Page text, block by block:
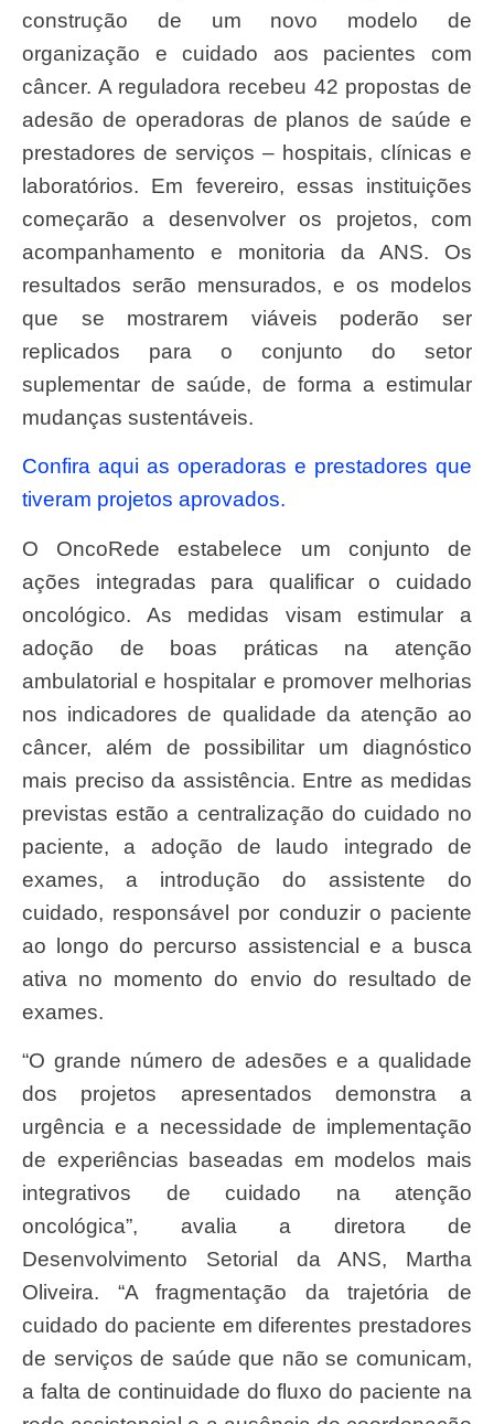
construção de um novo modelo de
organização e cuidado aos pacientes com
câncer. A reguladora recebeu 42 propostas de
adesão de operadoras de planos de saúde e
prestadores de serviços – hospitais, clínicas e
laboratórios. Em fevereiro, essas instituições
começarão a desenvolver os projetos, com
acompanhamento e monitoria da ANS. Os
resultados serão mensurados, e os modelos
que se mostrarem viáveis poderão ser
replicados para o conjunto do setor
suplementar de saúde, de forma a estimular
mudanças sustentáveis.
Confira aqui as operadoras e prestadores que
tiveram projetos aprovados.
O OncoRede estabelece um conjunto de
ações integradas para qualificar o cuidado
oncológico. As medidas visam estimular a
adoção de boas práticas na atenção
ambulatorial e hospitalar e promover melhorias
nos indicadores de qualidade da atenção ao
câncer, além de possibilitar um diagnóstico
mais preciso da assistência. Entre as medidas
previstas estão a centralização do cuidado no
paciente, a adoção de laudo integrado de
exames, a introdução do assistente do
cuidado, responsável por conduzir o paciente
ao longo do percurso assistencial e a busca
ativa no momento do envio do resultado de
exames.
“O grande número de adesões e a qualidade
dos projetos apresentados demonstra a
urgência e a necessidade de implementação
de experiências baseadas em modelos mais
integrativos de cuidado na atenção
oncológica”, avalia a diretora de
Desenvolvimento Setorial da ANS, Martha
Oliveira. “A fragmentação da trajetória de
cuidado do paciente em diferentes prestadores
de serviços de saúde que não se comunicam,
a falta de continuidade do fluxo do paciente na